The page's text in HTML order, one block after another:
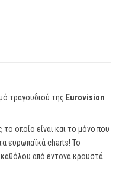
τραγουδιού της Eurovision
οποίο είναι και το μόνο που
ευρωπαϊκά charts! Το
καθόλου από έντονα κρουστά